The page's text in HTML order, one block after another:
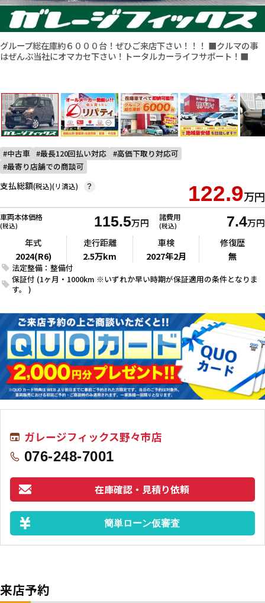
グループ総在庫約６０００台！ぜひご来店下さい！！！ ■クルマの事
はぜんぶ当社にオマカセ下さい！トータルカーライフサポート！■
中古車 最長120回払い対応
高価下取り対応可
最寄り店舗での商談可
支払総額(税込)(リ済込) 122.9万円
?
車両本体価格
(税込) 115.5万円 諸費用
(税込) 7.4万円
法定整備：整備付
保証付 (1ヶ月・1000km ※いずれか早い時期が保証適用の条件となりま
す。 )
年式
2024(R6)
走行距離
2.5万km
車検
2027年2月
修復歴
無
ガレージフィックス野々市店
076-248-7001
在庫確認・見積り依頼
簡単ローン仮審査
来店予約